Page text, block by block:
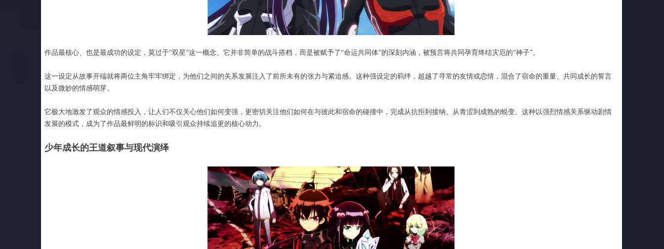
作品最核心、也是最成功的设定，莫过于“双星”这一概念。它并非简单的战斗搭档，而是被赋予了“命运共同体”的深刻内涵，被预言将共同孕育终结灾厄的“神子”。
这一设定从故事开端就将两位主角牢牢绑定，为他们之间的关系发展注入了前所未有的张力与紧迫感。这种强设定的羁绊，超越了寻常的友情或恋情，混合了宿命的重量、共同成长的誓言
以及微妙的情感萌芽。
它极大地激发了观众的情感投入，让人们不仅关心他们如何变强，更密切关注他们如何在与彼此和宿命的碰撞中，完成从抗拒到接纳、从青涩到成熟的蜕变。这种以强烈情感关系驱动剧情
发展的模式，成为了作品最鲜明的标识和吸引观众持续追更的核心动力。
少年成长的王道叙事与现代演绎